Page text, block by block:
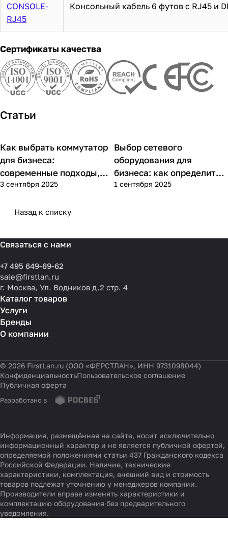
CONSOLE-
RJ45
Консольный кабель 6 футов с RJ45 и
Сертификаты качества
Статьи
Советы покупателям
Как выбрать коммутатор
для бизнеса:
современные подходы,
практика применения и
3 сентября 2025
Советы покупателям
Выбор сетевого
оборудования для
бизнеса: как определить
потребности компании и
1 сентября 2025
Назад к списку
Связаться с нами
+7 495 649-69-62
sale@firstlan.ru
г. Москва, Ул. Водников д.2 стр. 4
Каталог товаров
Услуги
Бренды
О компании
© 2026 FirstLan.ru (ООО «ФЕРСТЛАН», ИНН 9731098044)
КонфиденциальностьПользовательское соглашение
Публичная оферта
Разработано в
Информация, размещённая на сайте, носит исключительно
информационный характер и не является публичной офертой,
определяемой положениями статьи 437 Гражданского кодекса
Российской Федерации. Наличие, технические
характеристики, комплектация, внешний вид и стоимость
товаров подлежат уточнению у менеджеров компании.
Производители вправе изменять характеристики и
комплектацию оборудования без предварительного
уведомления.